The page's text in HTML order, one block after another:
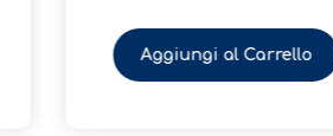
al Carrello